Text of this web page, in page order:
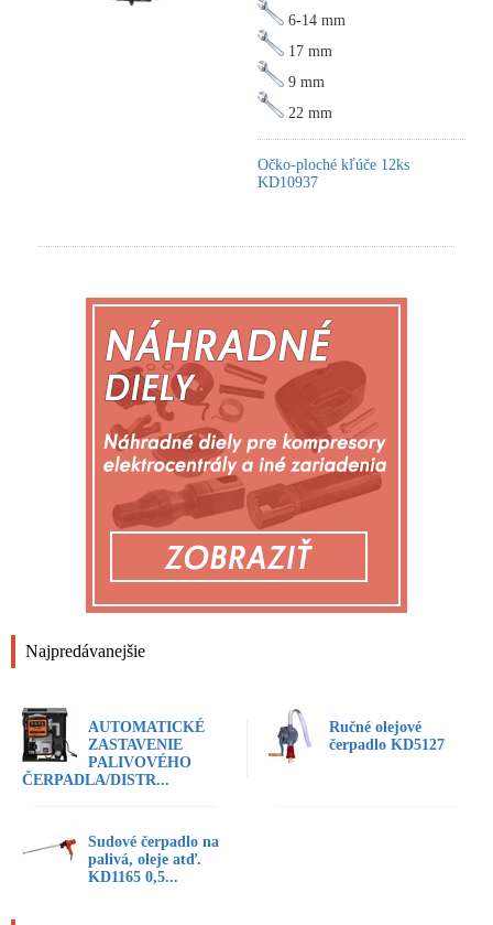
Najpredávanejšie
AUTOMATICKÉ
ZASTAVENIE
PALIVOVÉHO
ČERPADLA/DISTR...
Ručné olejové
čerpadlo KD5127
Sudové čerpadlo na
palivá, oleje atď.
KD1165 0,5...
6-14 mm
17 mm
9 mm
22 mm
Očko-ploché kľúče 12ks
KD10937